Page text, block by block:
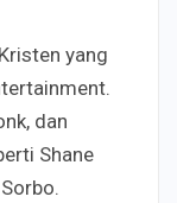
yang
dan
Shane